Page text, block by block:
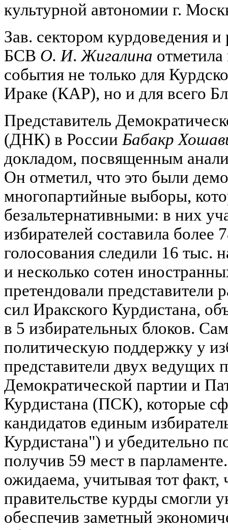
культурной автономии г.
Зав. сектором курдоведения
БСВ О. И. Жигалина
события не только для
Ираке (КАР), но и для всего
Представитель
(ДНК) в России Бабакр
докладом, посвященным
Он отметил, что это были
многопартийные выборы,
безальтернативными: в них
избирателей составила более
голосования следили 16 тыс.
и несколько сотен
претендовали представители
сил Иракского Курдистана,
в 5 избирательных блоков.
политическую поддержку у
представители двух ведущих
Демократической партии и
Курдистана (ПСК), которые
кандидатов единым
Курдистана") и убедительно
получив 59 мест в
ожидаема, учитывая тот
правительстве курды смогли
обеспечив заметный